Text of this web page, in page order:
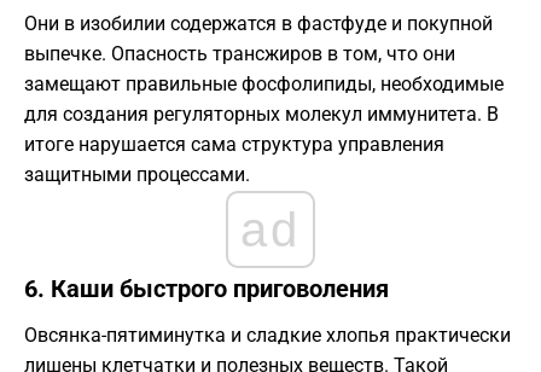
​Они в изобилии содержатся в фастфуде и покупной
выпечке. Опасность трансжиров в том, что они
замещают правильные фосфолипиды, необходимые
для создания регуляторных молекул иммунитета. В
итоге нарушается сама структура управления
защитными процессами.
ad
​6. Каши быстрого приговоления
​Овсянка-пятиминутка и сладкие хлопья практически
лишены клетчатки и полезных веществ. Такой